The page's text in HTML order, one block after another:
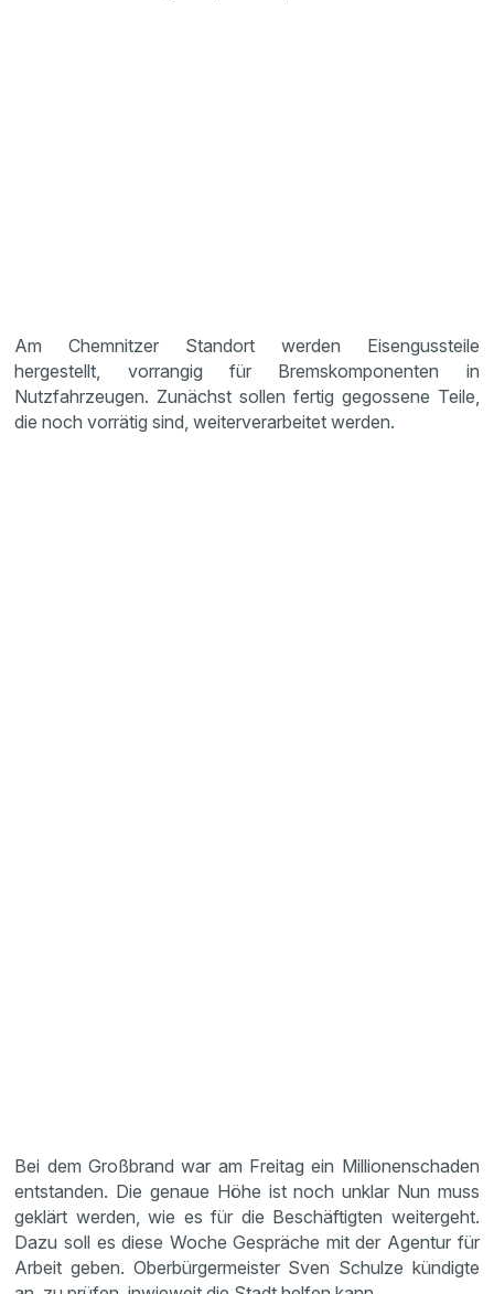
Am Chemnitzer Standort werden Eisengussteile
hergestellt, vorrangig für Bremskomponenten in
Nutzfahrzeugen. Zunächst sollen fertig gegossene Teile,
die noch vorrätig sind, weiterverarbeitet werden.
Bei dem Großbrand war am Freitag ein Millionenschaden
entstanden. Die genaue Höhe ist noch unklar Nun muss
geklärt werden, wie es für die Beschäftigten weitergeht.
Dazu soll es diese Woche Gespräche mit der Agentur für
Arbeit geben. Oberbürgermeister Sven Schulze kündigte